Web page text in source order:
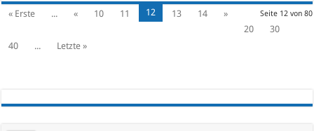
Seite 12 von 80
« Erste ... « 10 11 12 13 14
»
20
30
40
... Letzte »